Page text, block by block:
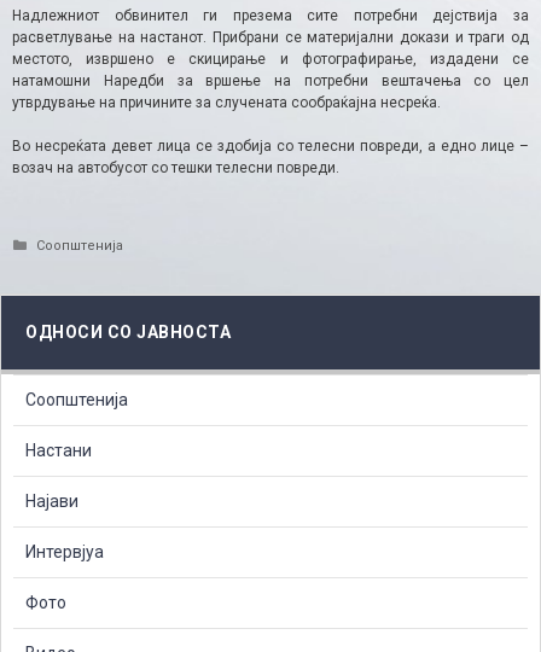
Надлежниот обвинител ги презема сите потребни дејствија за
расветлување на настанот. Прибрани се материјални докази и траги од
местото, извршено е скицирање и фотографирање, издадени се
натамошни Наредби за вршење на потребни вештачења со цел
утврдување на причините за случената сообраќајна несреќа.
Во несреќата девет лица се здобија со телесни повреди, а едно лице –
возач на автобусот со тешки телесни повреди.
Categories
Соопштенија
ОДНОСИ СО ЈАВНОСТА
Соопштенија
Настани
Најави
Интервјуа
Фото